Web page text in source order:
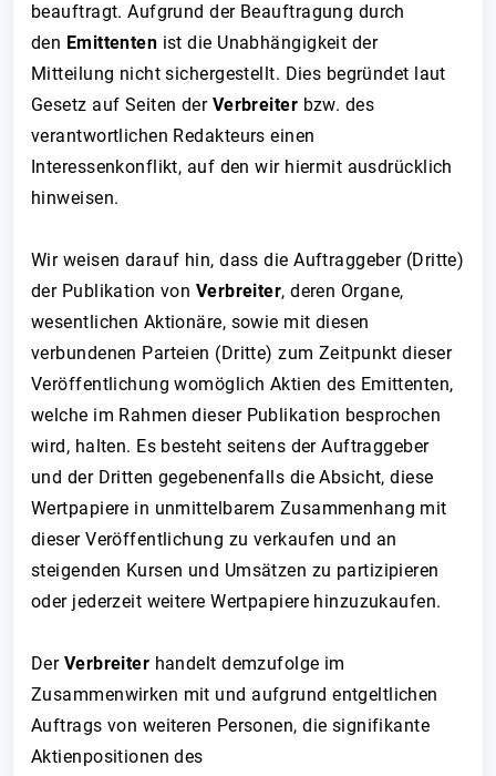
beauftragt. Aufgrund der Beauftragung durch
den Emittenten ist die Unabhängigkeit der
Mitteilung nicht sichergestellt. Dies begründet laut
Gesetz auf Seiten der Verbreiter bzw. des
verantwortlichen Redakteurs einen
Interessenkonflikt, auf den wir hiermit ausdrücklich
hinweisen.
Wir weisen darauf hin, dass die Auftraggeber (Dritte)
der Publikation von Verbreiter, deren Organe,
wesentlichen Aktionäre, sowie mit diesen
verbundenen Parteien (Dritte) zum Zeitpunkt dieser
Veröffentlichung womöglich Aktien des Emittenten,
welche im Rahmen dieser Publikation besprochen
wird, halten. Es besteht seitens der Auftraggeber
und der Dritten gegebenenfalls die Absicht, diese
Wertpapiere in unmittelbarem Zusammenhang mit
dieser Veröffentlichung zu verkaufen und an
steigenden Kursen und Umsätzen zu partizipieren
oder jederzeit weitere Wertpapiere hinzuzukaufen.
Der Verbreiter handelt demzufolge im
Zusammenwirken mit und aufgrund entgeltlichen
Auftrags von weiteren Personen, die signifikante
Aktienpositionen des